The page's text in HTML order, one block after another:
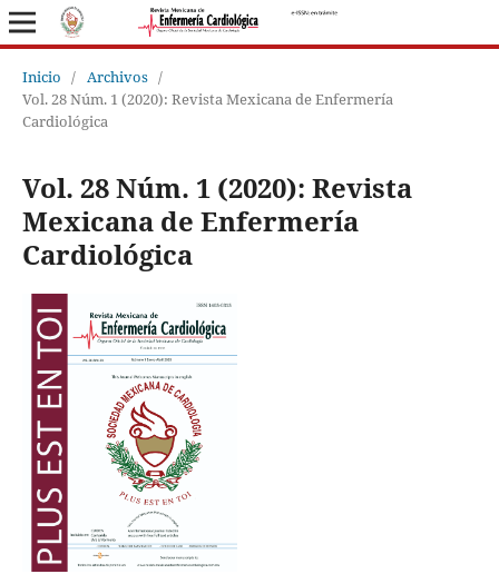
Inicio / Archivos /
Vol. 28 Núm. 1 (2020): Revista Mexicana de Enfermería
Cardiológica
Vol. 28 Núm. 1 (2020): Revista
Mexicana de Enfermería
Cardiológica